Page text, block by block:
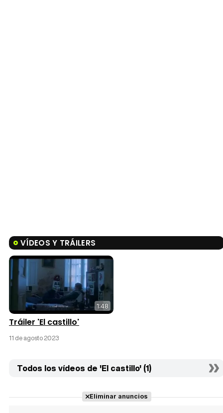
VÍDEOS Y TRÁILERS
1:48
Tráiler 'El castillo'
11 de agosto 2023
Todos los vídeos de 'El castillo' (1)
Eliminar anuncios